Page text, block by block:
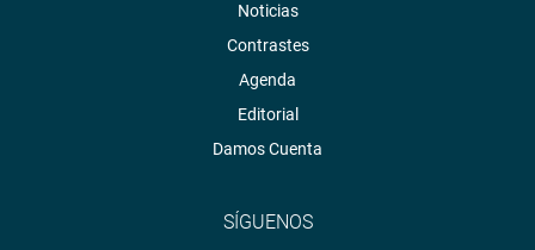
Noticias
Contrastes
Agenda
Editorial
Damos Cuenta
SÍGUENOS